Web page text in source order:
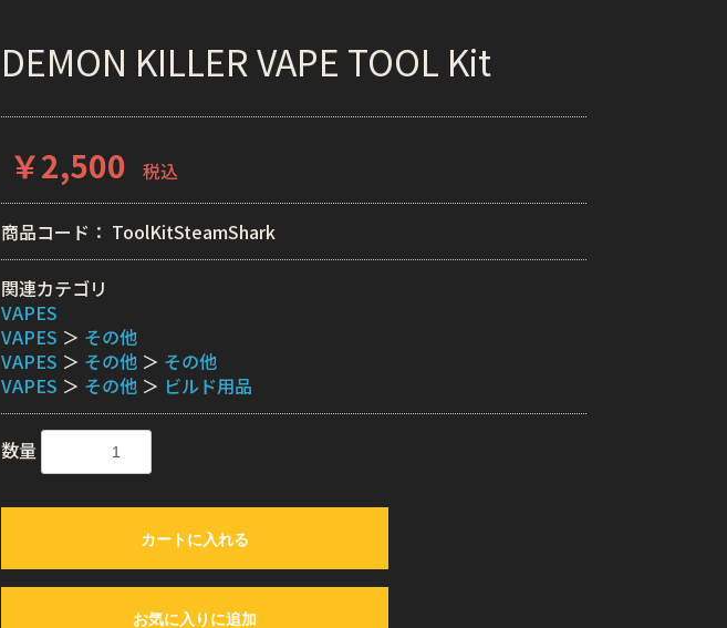
DEMON KILLER VAPE TOOL Kit
￥2,500 税込
商品コード： ToolKitSteamShark
関連カテゴリ
VAPES
VAPES ＞ その他
VAPES ＞ その他 ＞ その他
VAPES ＞ その他 ＞ ビルド用品
数量
カートに入れる
お気に入りに追加